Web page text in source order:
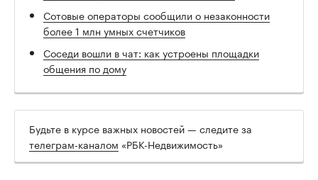
Сотовые операторы сообщили о незаконности
более 1 млн умных счетчиков
Соседи вошли в чат: как устроены площадки
общения по дому
Будьте в курсе важных новостей — следите за
телеграм-каналом «РБК-Недвижимость»